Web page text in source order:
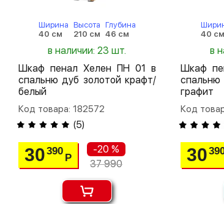
Ширина
40 см
Высота
210 см
Глубина
46 см
в наличии: 23 шт.
Шкаф пенал Хелен ПН 01 в
спальню дуб золотой крафт/
белый
Код товара: 182572
(5)
30390
Р
-20 %
37 990
40 см
в
Шкаф
спальню
графит
Код
30